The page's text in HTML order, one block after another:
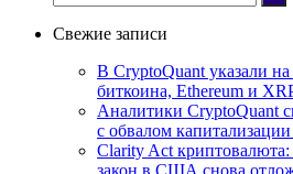
Свежие записи
В CryptoQuant указали
биткоина, Ethereum и
Аналитики CryptoQuant
с обвалом
Clarity Act криптовалюта:
закон в США снова